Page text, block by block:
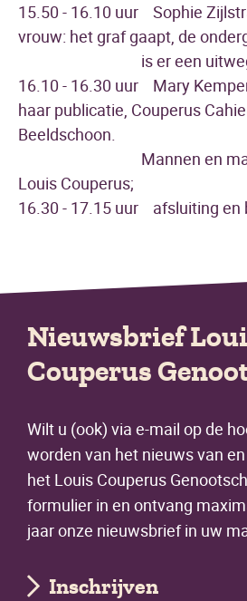
15.50 - 16.10 uur Sophie
vrouw: het graf gaapt, de
is er een
16.10 - 16.30 uur Mary
haar publicatie, Couperus
Beeldschoon.
Mannen en
Louis Couperus;
16.30 - 17.15 uur afsluiting en
Nieuwsbrief
Couperus
Wilt u (ook) via e-mail op de
worden van het nieuws van
het Louis Couperus
formulier in en ontvang
jaar onze nieuwsbrief in uw
Inschrijven